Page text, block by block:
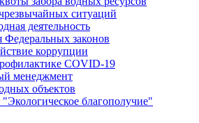
ситуаций
деятельность
Федеральных законов
коррупции
COVID-19
менеджмент
объектов
благополучие"